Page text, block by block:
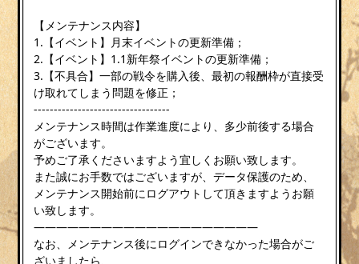
【メンテナンス内容】
1.【イベント】月末イベントの更新準備；
2.【イベント】1.1新年祭イベントの更新準備；
3.【不具合】一部の戦令を購入後、最初の報酬枠が直接受
け取れてしまう問題を修正；
----------------------------------
メンテナンス時間は作業進度により、多少前後する場合
がございます。
予めご了承くださいますよう宜しくお願い致します。
また誠にお手数ではございますが、データ保護のため、
メンテナンス開始前にログアウトして頂きますようお願
い致します。
————————————————————
なお、メンテナンス後にログインできなかった場合がご
ざいましたら、